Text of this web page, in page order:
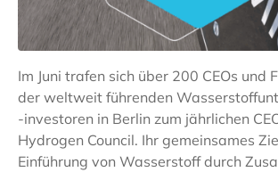
Im Juni trafen sich über 200 CEOs und
der weltweit führenden
-investoren in Berlin zum jährlichen
Hydrogen Council. Ihr gemeinsames
Einführung von Wasserstoff durch